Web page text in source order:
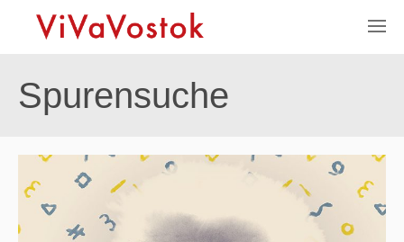
Spurensuche